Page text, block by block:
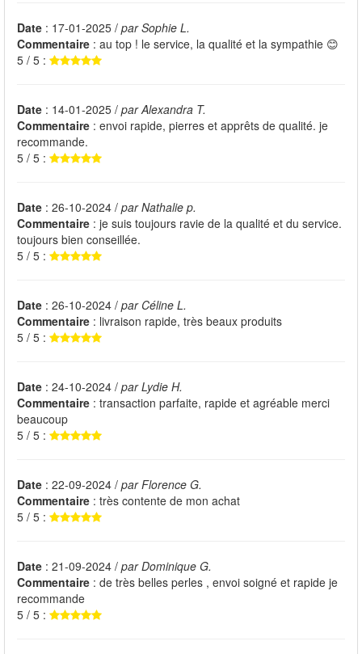
Date : 17-01-2025 / par Sophie L.
Commentaire : au top ! le service, la qualité et la sympathie 😊
5 / 5 :
Date : 14-01-2025 / par Alexandra T.
Commentaire : envoi rapide, pierres et apprêts de qualité. je
recommande.
5 / 5 :
Date : 26-10-2024 / par Nathalie p.
Commentaire : je suis toujours ravie de la qualité et du service.
toujours bien conseillée.
5 / 5 :
Date : 26-10-2024 / par Céline L.
Commentaire : livraison rapide, très beaux produits
5 / 5 :
Date : 24-10-2024 / par Lydie H.
Commentaire : transaction parfaite, rapide et agréable merci
beaucoup
5 / 5 :
Date : 22-09-2024 / par Florence G.
Commentaire : très contente de mon achat
5 / 5 :
Date : 21-09-2024 / par Dominique G.
Commentaire : de très belles perles , envoi soigné et rapide je
recommande
5 / 5 :